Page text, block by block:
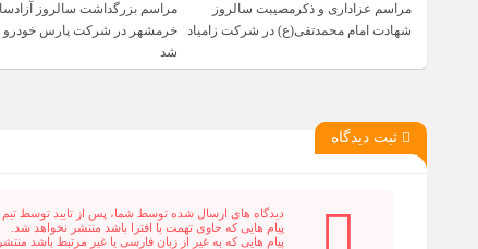
1 سال قبل
مراسم عزاداری و ذکرمصیبت سالروز
شهادت امام محمدتقی(ع) در شرکت زامیاد
1 سال قبل
مراسم بزرگداشت سالروز
خرمشهر در شرکت پارس خودرو
شد
ثبت دیدگاه
دیدگاه های ارسال شده توسط شما، پس از تایید توسط
پیام هایی که حاوی تهمت یا افترا باشد منتشر نخواهد شد.
پیام هایی که به غیر از زبان فارسی یا غیر مرتبط باشد